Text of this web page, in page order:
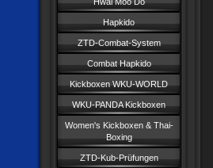
Hapkido
ZTD-Combat-System
Combat Hapkido
Kickboxen WKU-WORLD
WKU-PANDA Kickboxen
Women's Kickboxen & Thai-
Boxing
ZTD-Kub-Prüfungen